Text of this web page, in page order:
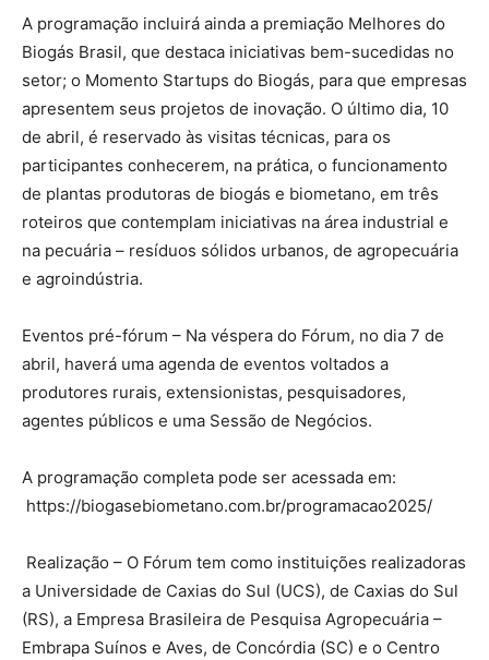
A programação incluirá ainda a premiação Melhores do
Biogás Brasil, que destaca iniciativas bem-sucedidas no
setor; o Momento Startups do Biogás, para que empresas
apresentem seus projetos de inovação. O último dia, 10
de abril, é reservado às visitas técnicas, para os
participantes conhecerem, na prática, o funcionamento
de plantas produtoras de biogás e biometano, em três
roteiros que contemplam iniciativas na área industrial e
na pecuária – resíduos sólidos urbanos, de agropecuária
e agroindústria.
Eventos pré-fórum – Na véspera do Fórum, no dia 7 de
abril, haverá uma agenda de eventos voltados a
produtores rurais, extensionistas, pesquisadores,
agentes públicos e uma Sessão de Negócios.
A programação completa pode ser acessada em:
https://biogasebiometano.com.br/programacao2025/
Realização – O Fórum tem como instituições realizadoras
a Universidade de Caxias do Sul (UCS), de Caxias do Sul
(RS), a Empresa Brasileira de Pesquisa Agropecuária –
Embrapa Suínos e Aves, de Concórdia (SC) e o Centro